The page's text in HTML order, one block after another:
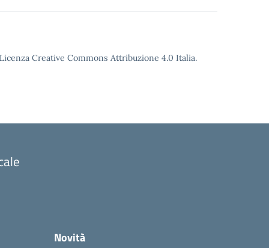
Creative Commons Attribuzione 4.0 Italia.
Novità